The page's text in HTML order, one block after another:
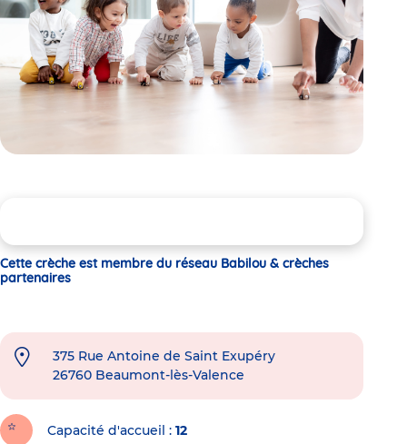
Cette crèche est membre du réseau Babilou & crèches
partenaires
375 Rue Antoine de Saint Exupéry
26760 Beaumont-lès-Valence
Capacité d'accueil 12